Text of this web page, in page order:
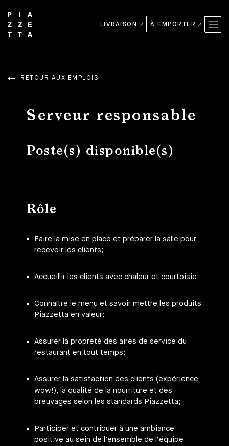
LIVRAISON À EMPORTER
RETOUR AUX EMPLOIS
Serveur responsable
Poste(s) disponible(s)
Rôle
Faire la mise en place et préparer la salle pour
recevoir les clients;
Accueillir les clients avec chaleur et courtoisie;
Connaître le menu et savoir mettre les produits
Piazzetta en valeur;
Assurer la propreté des aires de service du
restaurant en tout temps;
Assurer la satisfaction des clients (expérience
wow!), la qualité de la nourriture et des
breuvages selon les standards Piazzetta;
Participer et contribuer à une ambiance
positive au sein de l’ensemble de l’équipe